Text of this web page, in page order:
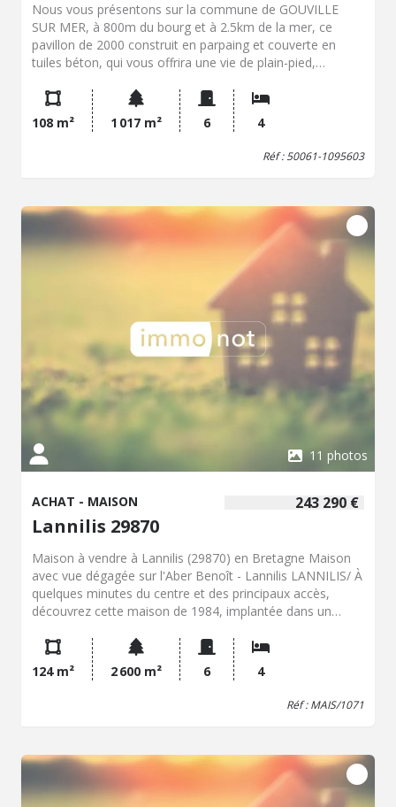
Nous vous présentons sur la commune de GOUVILLE
SUR MER, à 800m du bourg et à 2.5km de la mer, ce
pavillon de 2000 construit en parpaing et couverte en
tuiles béton, qui vous offrira une vie de plain-pied,
ouvert sur cuisine aménagée et équipée, lingerie avec
accès au grenier, placard sous escalier, bureau, salle
d'eau avec wc, chambre avec penderie. Etage : palier,
salle d'eau avec placard, wc, 3 chambres. Terrain arboré
de l'acquéreur (Prix 310.000 € hors honoraires) + frais de
notaire de 23.750euros Les informations sur les risques
auxquels ce bien est exposé sont disponibles sur le site
Géorisques : www. georisques. gouv. fr
108 m² 1 017 m² 6 4
Réf : 50061-1095603
11 photos
243 290 €
ACHAT - MAISON
Lannilis 29870
Maison à vendre à Lannilis (29870) en Bretagne Maison
avec vue dégagée sur l'Aber Benoît - Lannilis LANNILIS/ À
quelques minutes du centre et des principaux accès,
découvrez cette maison de 1984, implantée dans un
d'environ 2 600 m². Bénéficiant d'une vue dégagée sur
l'Aber Benoît et d'un cadre campagne tout en restant
proche des commodités de Lannilis, cette propriété offre
un beau potentiel pour une famille à la recherche
séjour-salon avec cheminée équipée d'un insert, ainsi que
d'une cuisine aménagée et équipée. Une chambre avec
salle d'eau privative complète ce niveau, offrant la
124 m² 2 600 m² 6 4
Réf : MAIS/1071